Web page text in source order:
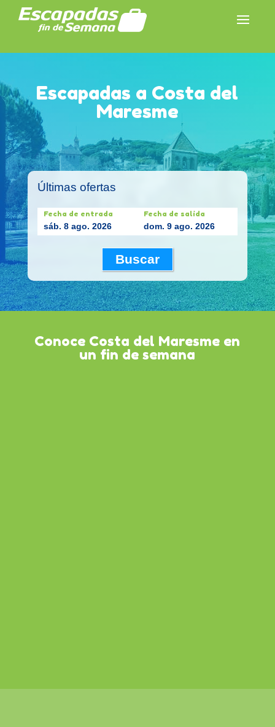
Escapadas a Costa del
Maresme
Últimas ofertas
Fecha de entrada
sáb. 8 ago. 2026
Fecha de salida
dom. 9 ago. 2026
Conoce Costa del Maresme en
un fin de semana